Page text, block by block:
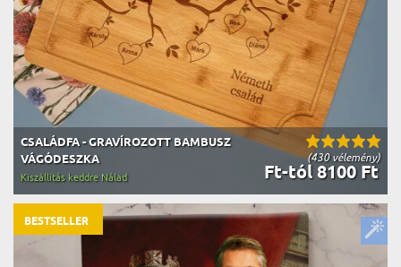
(430 vélemény)
CSALÁDFA - GRAVÍROZOTT BAMBUSZ
VÁGÓDESZKA
Ft-tól 8100 Ft
Kiszállítás keddre Nálad
BESTSELLER